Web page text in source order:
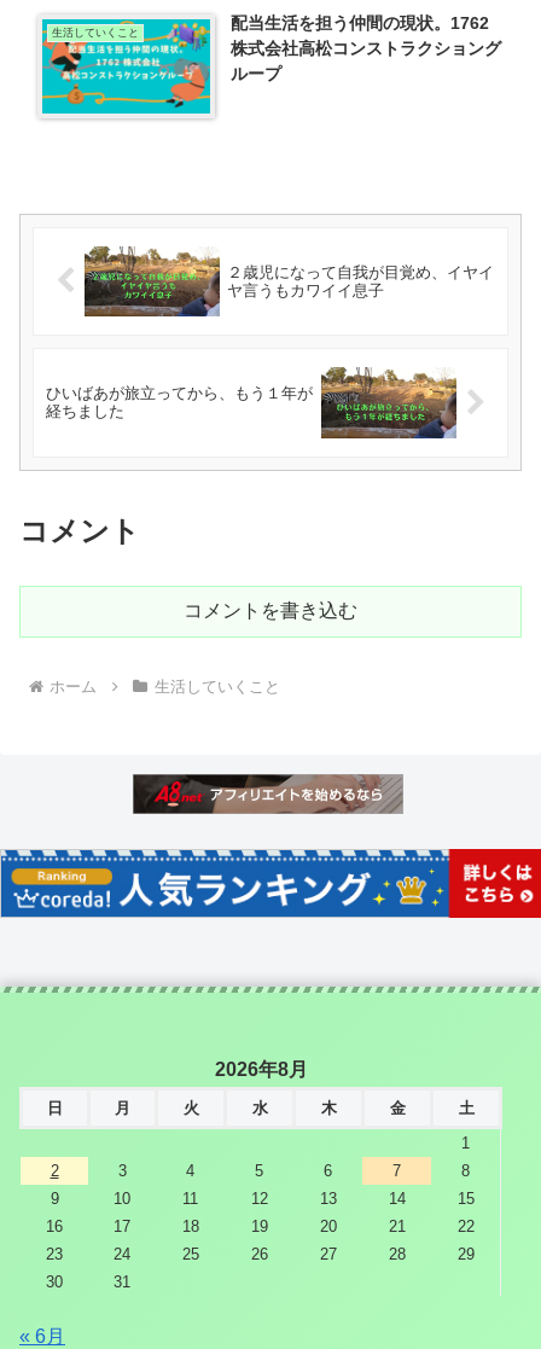
生活していくこと
配当生活を担う仲間の現状。1762
株式会社高松コンストラクショング
ループ
２歳児になって自我が目覚め、イヤイ
ヤ言うもカワイイ息子
ひいばあが旅立ってから、もう１年が
経ちました
コメント
コメントを書き込む
ホーム 生活していくこと
2026年8月
日 月 火 水 木 金
土
1
2
3 4 5 6 7
8
9
10 11 12 13 14
15
16
17 18 19 20 21
22
23
24 25 26 27 28
29
30
31
« 6月